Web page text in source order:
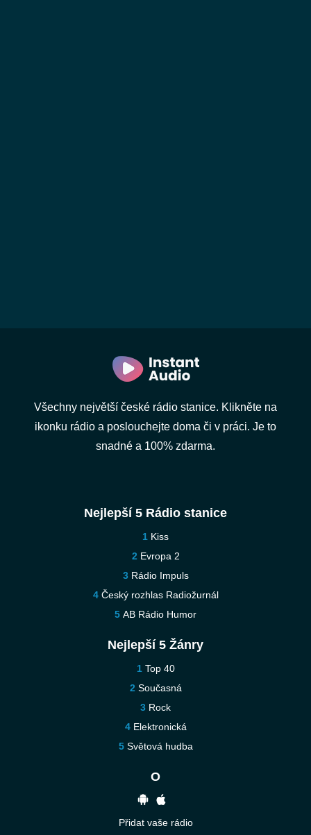
Všechny největší české rádio stanice. Klikněte na
ikonku rádio a poslouchejte doma či v práci. Je to
snadné a 100% zdarma.
Nejlepší 5 Rádio stanice
Kiss
Evropa 2
Rádio Impuls
Český rozhlas Radiožurnál
AB Rádio Humor
Nejlepší 5 Žánry
Top 40
Současná
Rock
Elektronická
Světová hudba
O
Přidat vaše rádio